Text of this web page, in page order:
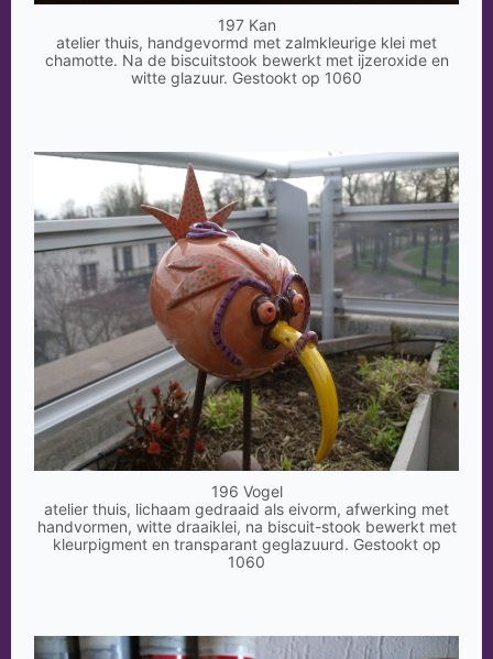
197 Kan
atelier thuis, handgevormd met zalmkleurige klei met
chamotte. Na de biscuitstook bewerkt met ijzeroxide en
witte glazuur. Gestookt op 1060
196 Vogel
atelier thuis, lichaam gedraaid als eivorm, afwerking met
handvormen, witte draaiklei, na biscuit-stook bewerkt met
kleurpigment en transparant geglazuurd. Gestookt op
1060